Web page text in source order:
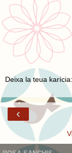
Deixa la teua karícia:
‹